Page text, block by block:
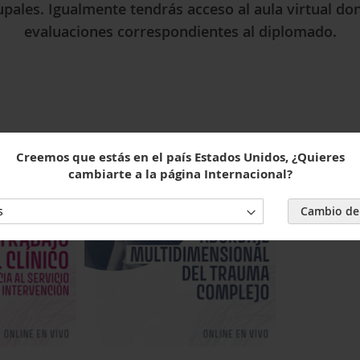
Creemos que estás en el país Estados Unidos, ¿Quieres
cambiarte a la página Internacional?
Cambio
Igualmente tendrás acceso al aula virtual
evaluaciones correspondientes al diplomado.